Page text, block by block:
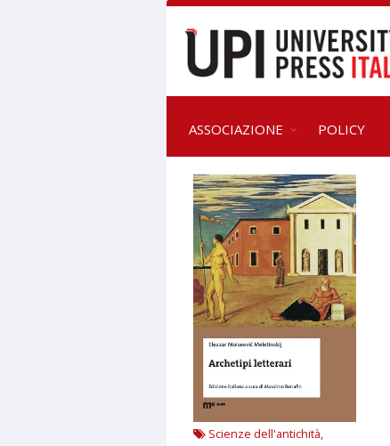
ASSOCIAZIONE POLICY
Scienze dell'antichità,